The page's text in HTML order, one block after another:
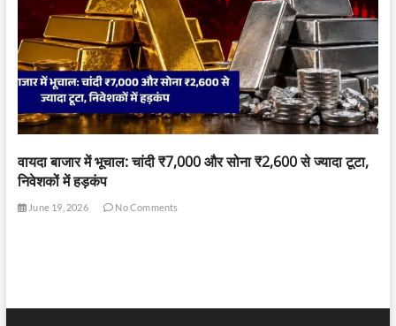
वायदा बाजार में भूचाल: चांदी ₹7,000 और सोना ₹2,600 से ज्यादा टूटा,
निवेशकों में हड़कंप
June 19, 2026 No Comments